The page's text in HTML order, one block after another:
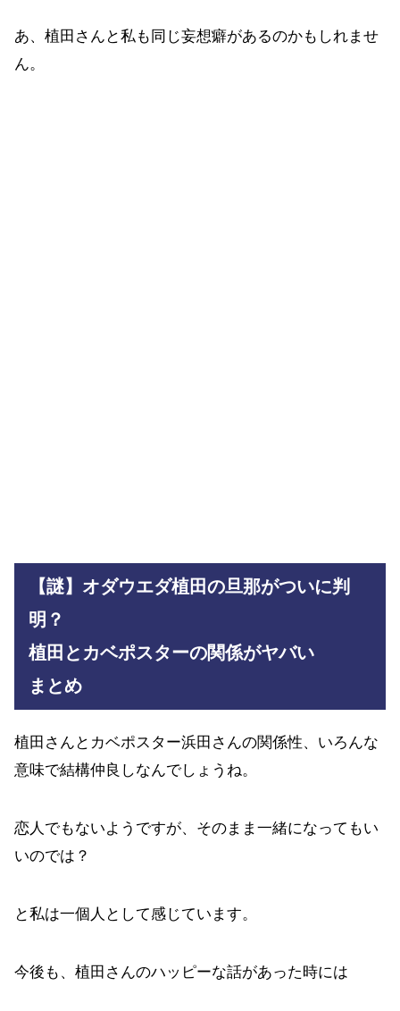
あ、植田さんと私も同じ妄想癖があるのかもしれませ
ん。
【謎】オダウエダ植田の旦那がついに判
明？
植田とカベポスターの関係がヤバい
まとめ
植田さんとカベポスター浜田さんの関係性、いろんな
意味で結構仲良しなんでしょうね。
恋人でもないようですが、そのまま一緒になってもい
いのでは？
と私は一個人として感じています。
今後も、植田さんのハッピーな話があった時には